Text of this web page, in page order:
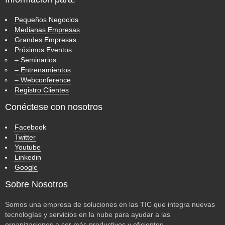
Pequeños Negocios
Medianas Empresas
Grandes Empresas
Próximos Eventos
– Seminarios
– Entrenamientos
– Webconference
Registro Clientes
Conéctese con nosotros
Facebook
Twitter
Youtube
Linkedin
Google
Sobre Nosotros
Somos una empresa de soluciones en las TIC que integra nuevas
tecnologías y servicios en la nube para ayudar a las